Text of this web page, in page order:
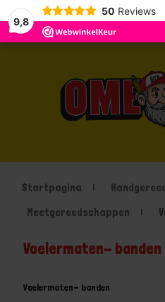
9,8
50 Reviews
Startpagina
Meetgereedschappen
Voelermaten- banden
Voelermaten- banden